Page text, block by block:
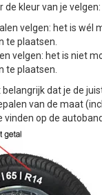
de kleur van je velgen:
velgen: het is wél
te plaatsen.
velgen: het is niet
te plaatsen.
belangrijk dat je de
van de maat
vinden op de